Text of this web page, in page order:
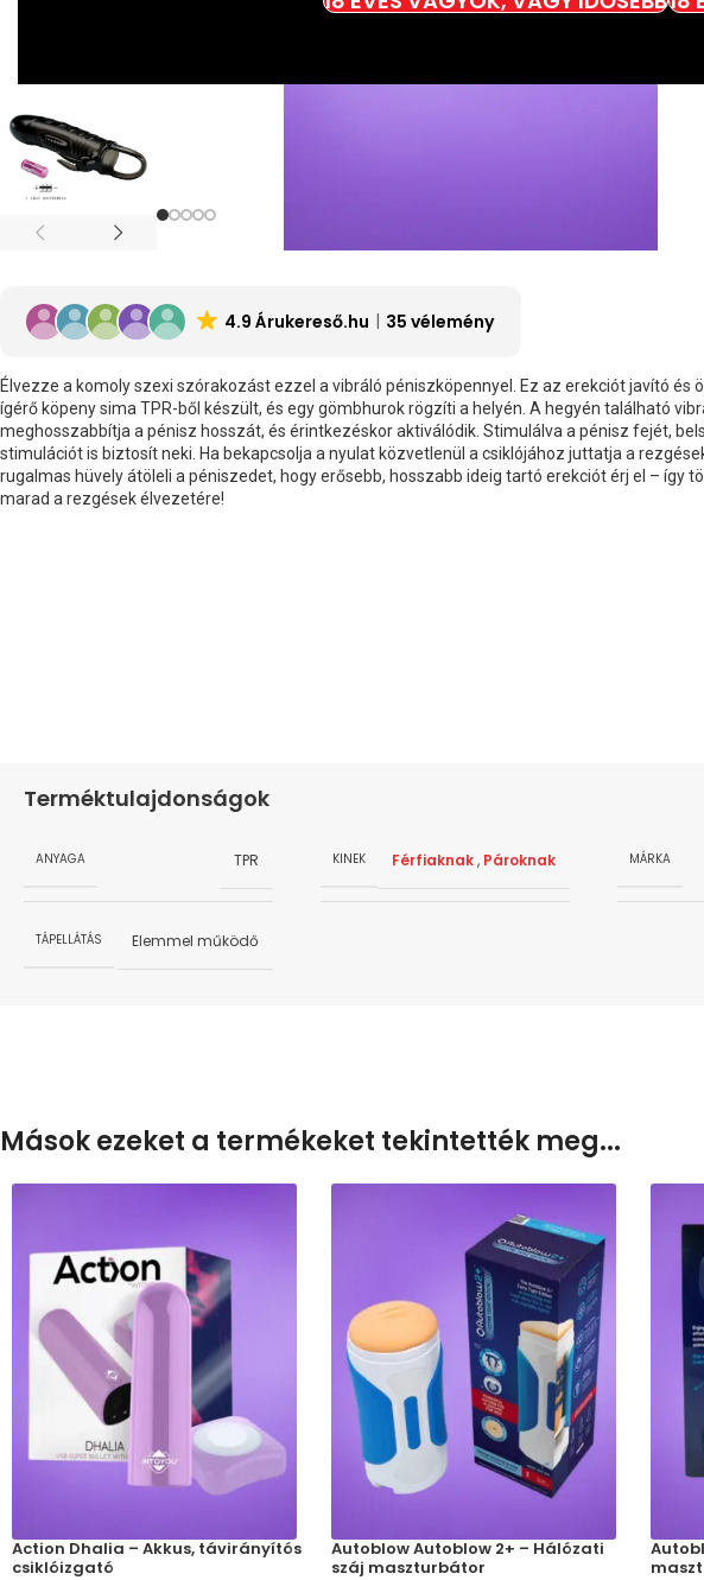
4.9 Árukereső.hu 35 vélemény
Élvezze a komoly szexi szórakozást ezzel a vibráló péniszköpennyel.
Ez az erekciót javító és
ígérő köpeny sima TPR-ből készült, és egy gömbhurok rögzíti a helyén. A hegyén található
meghosszabbítja a pénisz hosszát, és érintkezéskor aktiválódik. Stimulálva a pénisz fejét,
stimulációt is biztosít neki. Ha bekapcsolja a nyulat közvetlenül a csiklójához juttatja a
rugalmas hüvely átöleli a péniszedet, hogy erősebb, hosszabb ideig tartó erekciót érj el – így
marad a rezgések élvezetére!
Terméktulajdonságok
ANYAGA TPR KINEK Férfiaknak, Pároknak MÁRKA
TÁPELLÁTÁS Elemmel működő
Mások ezeket a termékeket tekintették meg...
Action Dhalia – Akkus, távirányítós
csiklóizgató
Autoblow Autoblow 2+ – Hálózati
száj maszturbátor